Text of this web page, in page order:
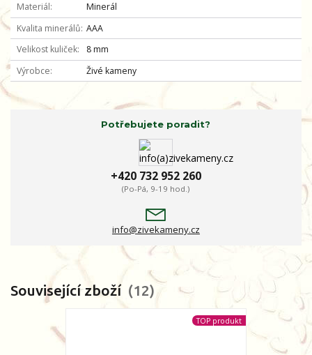
Materiál
Minerál
Kvalita minerálů AAA
Velikost kuliček
8 mm
Výrobce
Živé kameny
Potřebujete poradit?
+420 732 952 260
(Po-Pá, 9-19 hod.)
info@zivekameny.cz
Související zboží 12
TOP produkt